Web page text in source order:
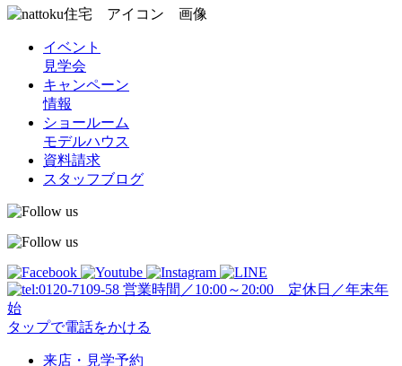
イベント
見学会
キャンペーン
情報
ショールーム
モデルハウス
資料請求
スタッフブログ
営業時間／10:00～20:00 定休日／年末年
始
タップで電話をかける
来店・見学予約